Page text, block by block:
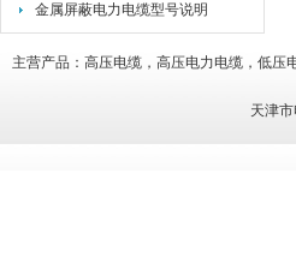
金属屏蔽电力电缆型号说明
主营产品：高压电缆，高压电力电缆，低
天津